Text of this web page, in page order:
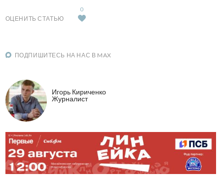
ОЦЕНИТЬ СТАТЬЮ
0
ПОДПИШИТЕСЬ НА НАС В MAX
Игорь Кириченко
Журналист